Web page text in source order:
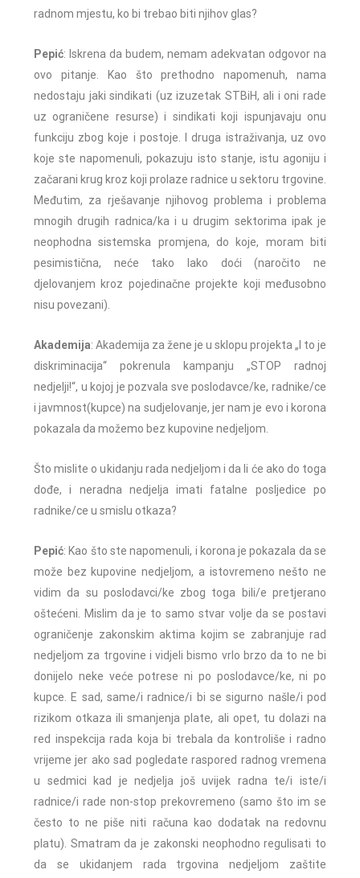
radnom mjestu, ko bi trebao biti njihov glas?
Pepić: Iskrena da budem, nemam adekvatan odgovor na
ovo pitanje. Kao što prethodno napomenuh, nama
nedostaju jaki sindikati (uz izuzetak STBiH, ali i oni rade
uz ograničene resurse) i sindikati koji ispunjavaju onu
funkciju zbog koje i postoje. I druga istraživanja, uz ovo
koje ste napomenuli, pokazuju isto stanje, istu agoniju i
začarani krug kroz koji prolaze radnice u sektoru trgovine.
Međutim, za rješavanje njihovog problema i problema
mnogih drugih radnica/ka i u drugim sektorima ipak je
neophodna sistemska promjena, do koje, moram biti
pesimistična, neće tako lako doći (naročito ne
djelovanjem kroz pojedinačne projekte koji međusobno
nisu povezani).
Akademija: Akademija za žene je u sklopu projekta „I to je
diskriminacija“ pokrenula kampanju „STOP radnoj
nedjelji!“, u kojoj je pozvala sve poslodavce/ke, radnike/ce
i javmnost(kupce) na sudjelovanje, jer nam je evo i korona
pokazala da možemo bez kupovine nedjeljom.
Što mislite o ukidanju rada nedjeljom i da li će ako do toga
dođe, i neradna nedjelja imati fatalne posljedice po
radnike/ce u smislu otkaza?
Pepić: Kao što ste napomenuli, i korona je pokazala da se
može bez kupovine nedjeljom, a istovremeno nešto ne
vidim da su poslodavci/ke zbog toga bili/e pretjerano
oštećeni. Mislim da je to samo stvar volje da se postavi
ograničenje zakonskim aktima kojim se zabranjuje rad
nedjeljom za trgovine i vidjeli bismo vrlo brzo da to ne bi
donijelo neke veće potrese ni po poslodavce/ke, ni po
kupce. E sad, same/i radnice/i bi se sigurno našle/i pod
rizikom otkaza ili smanjenja plate, ali opet, tu dolazi na
red inspekcija rada koja bi trebala da kontroliše i radno
vrijeme jer ako sad pogledate raspored radnog vremena
u sedmici kad je nedjelja još uvijek radna te/i iste/i
radnice/i rade non-stop prekovremeno (samo što im se
često to ne piše niti računa kao dodatak na redovnu
platu). Smatram da je zakonski neophodno regulisati to
da se ukidanjem rada trgovina nedjeljom zaštite